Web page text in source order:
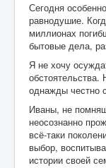
Сегодня
равнодушие.
миллионах
бытовые дела,
Я не хочу
однажды честно
Иваны, не
неосознанно
всё-таки
выбор,
истории своей